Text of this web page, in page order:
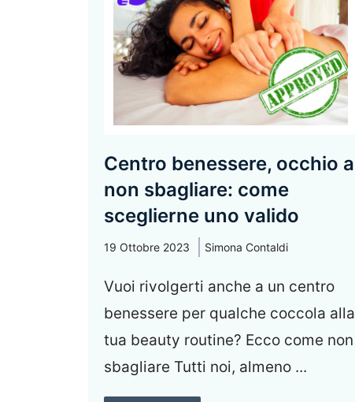
Centro benessere, occhio a
non sbagliare: come
sceglierne uno valido
19 Ottobre 2023 Simona Contaldi
Vuoi rivolgerti anche a un centro
benessere per qualche coccola alla
tua beauty routine? Ecco come non
sbagliare Tutti noi, almeno ...